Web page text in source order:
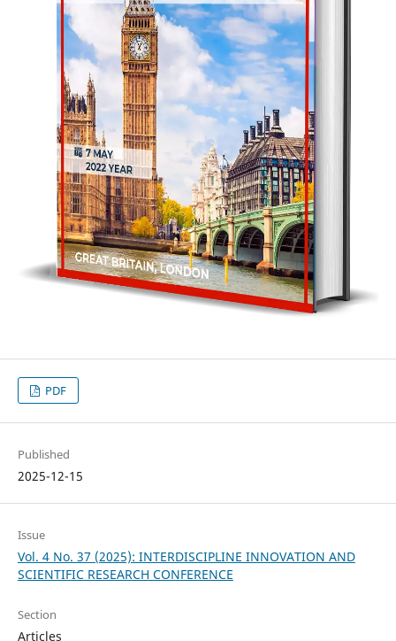
PDF
Published
2025-12-15
Issue
Vol. 4 No. 37 (2025): INTERDISCIPLINE INNOVATION AND
SCIENTIFIC RESEARCH CONFERENCE
Section
Articles